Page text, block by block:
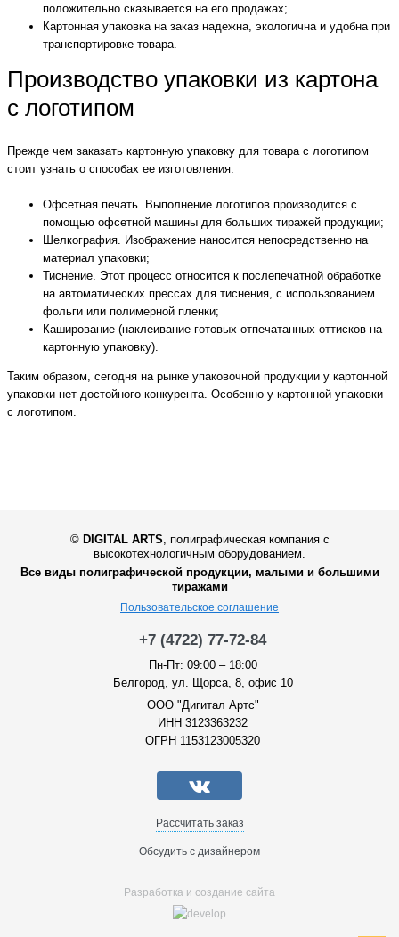
положительно сказывается на его продажах;
Картонная упаковка на заказ надежна, экологична и удобна при
транспортировке товара.
Производство упаковки из картона
с логотипом
Прежде чем заказать картонную упаковку для товара с логотипом
стоит узнать о способах ее изготовления:
Офсетная печать. Выполнение логотипов производится с
помощью офсетной машины для больших тиражей продукции;
Шелкография. Изображение наносится непосредственно на
материал упаковки;
Тиснение. Этот процесс относится к послепечатной обработке
на автоматических прессах для тиснения, с использованием
фольги или полимерной пленки;
Каширование (наклеивание готовых отпечатанных оттисков на
картонную упаковку).
Таким образом, сегодня на рынке упаковочной продукции у картонной
упаковки нет достойного конкурента. Особенно у картонной упаковки
с логотипом.
© DIGITAL ARTS, полиграфическая компания с
высокотехнологичным оборудованием.
Все виды полиграфической продукции, малыми и большими
тиражами
Пользовательское соглашение
+7 (4722) 77-72-84
Пн-Пт: 09:00 – 18:00
Белгород, ул. Щорса, 8, офис 10
ООО "Дигитал Артс"
ИНН 3123363232
ОГРН 1153123005320
Рассчитать заказ
Обсудить с дизайнером
Разработка и создание сайта